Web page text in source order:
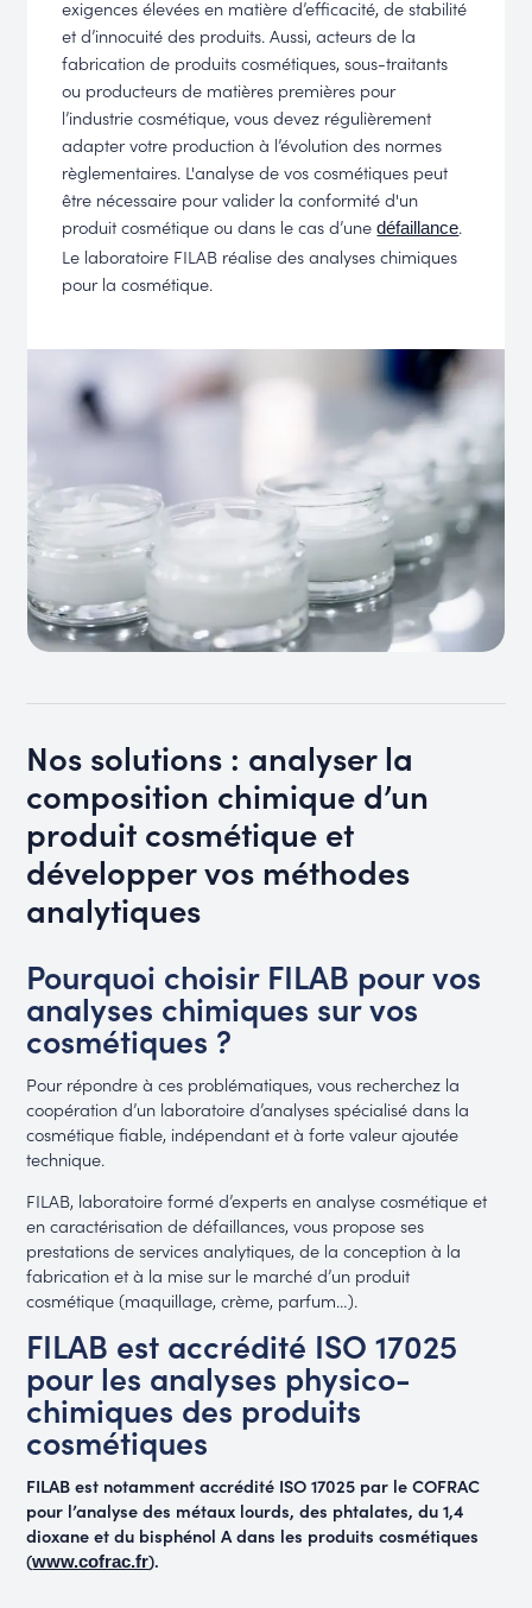
exigences élevées en matière d’efficacité, de stabilité
et d’innocuité des produits. Aussi, acteurs de la
fabrication de produits cosmétiques, sous-traitants
ou producteurs de matières premières pour
l’industrie cosmétique, vous devez régulièrement
adapter votre production à l’évolution des normes
règlementaires. L'analyse de vos cosmétiques peut
être nécessaire pour valider la conformité d'un
produit cosmétique ou dans le cas d’unedéfaillance.
Le laboratoire FILAB réalise des analyses chimiques
pour la cosmétique.
Nos solutions : analyser la
composition chimique d’un
produit cosmétique et
développer vos méthodes
analytiques
Pourquoi choisir FILAB pour vos
analyses chimiques sur vos
cosmétiques ?
Pour répondre à ces problématiques, vous recherchez la
coopération d’un laboratoire d’analyses spécialisé dans la
cosmétique fiable, indépendant et à forte valeur ajoutée
technique.
FILAB, laboratoire formé d’experts en analyse cosmétique et
en caractérisation de défaillances, vous propose ses
prestations de services analytiques, de la conception à la
fabrication et à la mise sur le marché d’un produit
cosmétique (maquillage, crème, parfum…).
FILAB est accrédité ISO 17025
pour les analyses physico-
chimiques des produits
cosmétiques
FILAB est notamment accrédité ISO 17025 par le COFRAC
pour l’analyse des métaux lourds, des phtalates, du 1,4
dioxane et du bisphénol A dans les produits cosmétiques
(www.cofrac.fr).